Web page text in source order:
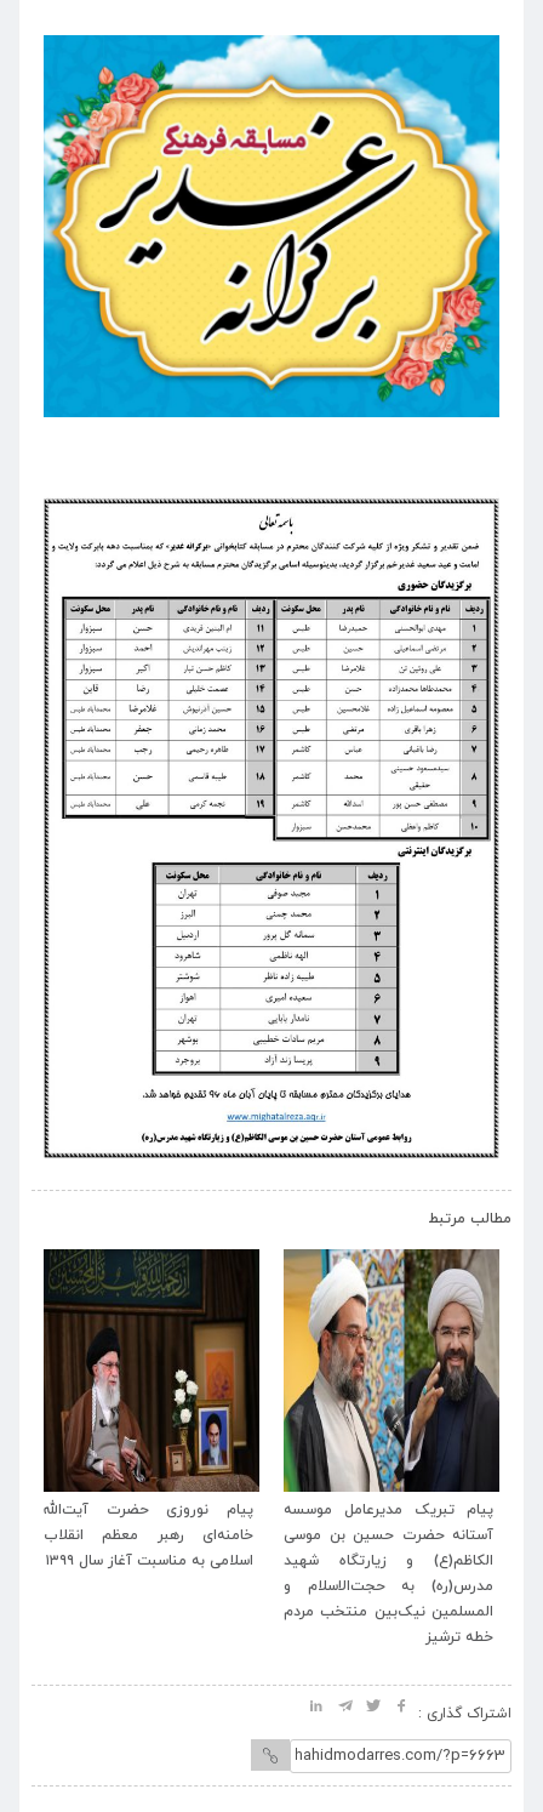
مطالب مرتبط
پیام تبریک مدیرعامل موسسه
آستانه حضرت حسین بن موسی
الکاظم(ع) و زیارتگاه شهید
مدرس(ره) به حجت‌الاسلام و
المسلمین نیک‌بین منتخب مردم
خطه ترشیز
پیام نوروزی حضرت آیت‌الله
خامنه‌ای رهبر معظم انقلاب
اسلامی به مناسبت آغاز سال ۱۳۹۹
اشتراک گذاری :